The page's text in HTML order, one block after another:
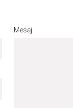
Mesaj: